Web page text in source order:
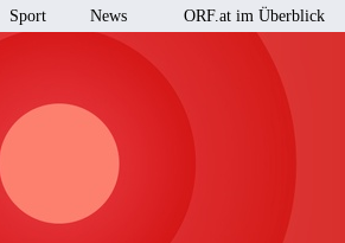
Sport News ORF.at im Überblick